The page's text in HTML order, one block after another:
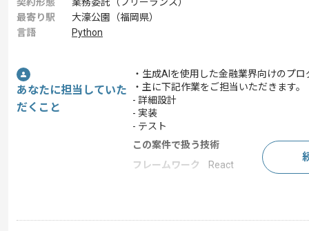
最寄り駅
大濠公園（福岡県）
言語
Python
あなたに担当していた
だくこと
・生成AIを使用した金融業界向けのプ
・主に下記作業をご担当いただきます。
- 詳細設計
- 実装
- テスト
この案件で扱う技術
フレームワーク
React
求めるスキル